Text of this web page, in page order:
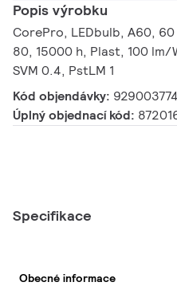
Popis výrobku
CorePro, LEDbulb, A60, 60
80, 15000 h, Plast, 100 lm/
SVM 0.4, PstLM 1
Kód objendávky:
Úplný objednací kód:
Specifikace
Obecné informace